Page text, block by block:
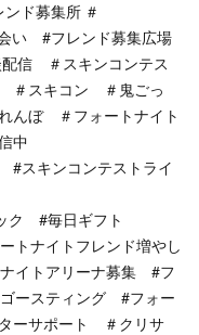
ド募集所 ＃
い #フレンド募集広場
信 ＃スキンコンテス
＃スキコン ＃鬼ごっ
んぼ ＃フォートナイト
中
スキンコンテストライ
ク #毎日ギフト
トナイトフレンド増やし
イトアリーナ募集 #フ
ースティング #フォー
ーサポート ＃クリサ